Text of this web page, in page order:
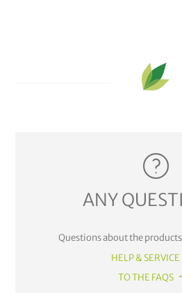
ANY
Questions about the
HELP & SERVICE
TO THE FAQS